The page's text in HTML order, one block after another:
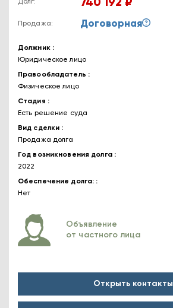
Долг: 740 192 ₽
Продажа: Договорная
Должник
Юридическое лицо
Правообладатель
Физическое лицо
Стадия
Есть решение суда
Вид сделки
Продажа долга
Год возникновения долга
2022
Обеспечение долга:
Нет
Объявление
от частного лица
Открыть контакты